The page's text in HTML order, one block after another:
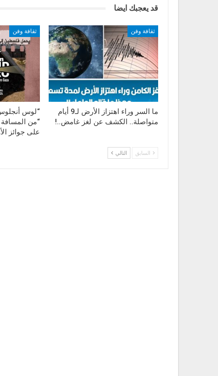
الألعاب الأخرى .
قد يعجبك ايضا
ثقافة وفن
ما السر وراء اهتزاز الأرض لـ9 أيام
متواصلة.. الكشف عن لغز غامض..!
ثقافة وفن
“لوس
“من
على جوائز
السابق التالي